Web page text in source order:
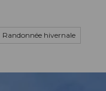
Randonnée hivernale